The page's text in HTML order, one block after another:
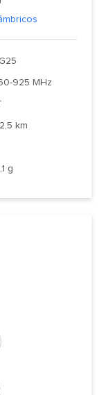
925 MHz
km
g